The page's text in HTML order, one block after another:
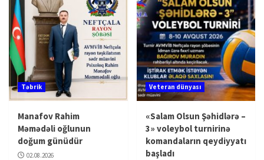
Təbrik
Manafov Rahim
Məmədəli oğlunun
doğum günüdür
02.08.2026
Veteran dünyası
«Salam Olsun Şəhidlərə –
3» voleybol turnirinə
komandaların qeydiyyatı
başladı